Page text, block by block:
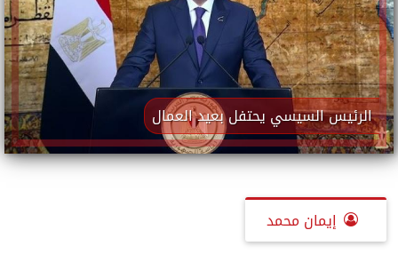
الرئيس السيسي يحتفل بعيد العمال
إيمان محمد